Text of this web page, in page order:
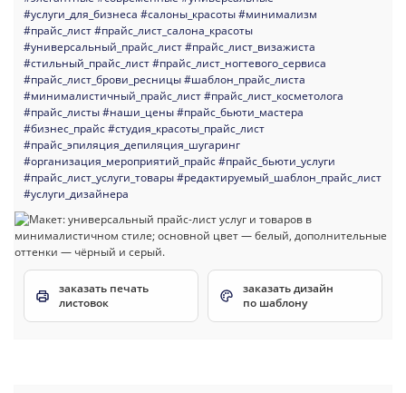
#услуги_для_бизнеса #салоны_красоты#минимализм
#прайс_лист#прайс_лист_салона_красоты
#универсальный_прайс_лист#прайс_лист_визажиста
#стильный_прайс_лист#прайс_лист_ногтевого_сервиса
#прайс_лист_брови_ресницы#шаблон_прайс_листа
#минималистичный_прайс_лист#прайс_лист_косметолога
#прайс_листы#наши_цены#прайс_бьюти_мастера
#бизнес_прайс#студия_красоты_прайс_лист
#прайс_эпиляция_депиляция_шугаринг
#организация_мероприятий_прайс#прайс_бьюти_услуги
#прайс_лист_услуги_товары#редактируемый_шаблон_прайс_лист
#услуги_дизайнера
заказать печать
листовок
заказать дизайн
по шаблону